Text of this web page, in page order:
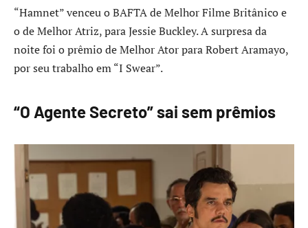
“Hamnet” venceu o BAFTA de Melhor Filme Britânico e
o de Melhor Atriz, para Jessie Buckley. A surpresa da
noite foi o prêmio de Melhor Ator para Robert Aramayo,
por seu trabalho em “I Swear”.
“O Agente Secreto” sai sem prêmios